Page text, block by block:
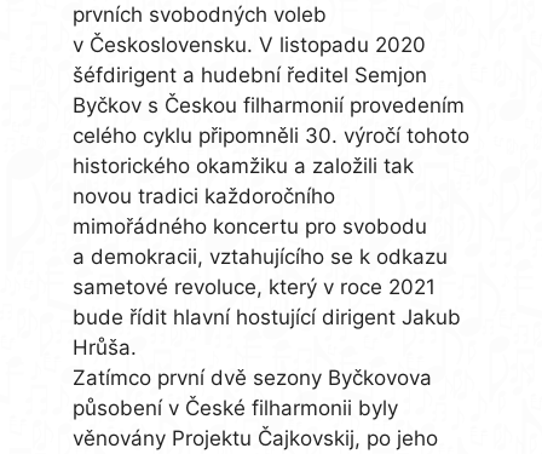
prvních svobodných voleb
v Československu. V listopadu 2020
šéfdirigent a hudební ředitel Semjon
Byčkov s Českou filharmonií provedením
celého cyklu připomněli 30. výročí tohoto
historického okamžiku a založili tak
novou tradici každoročního
mimořádného koncertu pro svobodu
a demokracii, vztahujícího se k odkazu
sametové revoluce, který v roce 2021
bude řídit hlavní hostující dirigent Jakub
Hrůša.
Zatímco první dvě sezony Byčkovova
působení v České filharmonii byly
věnovány Projektu Čajkovskij, po jeho